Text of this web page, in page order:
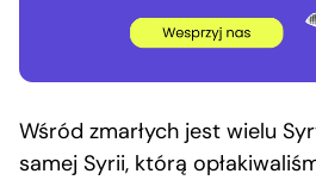
Wśród zmarłych jest wielu
samej Syrii, którą